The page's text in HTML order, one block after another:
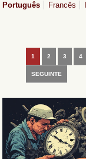
Português Francês
1 2 3 4
SEGUINTE